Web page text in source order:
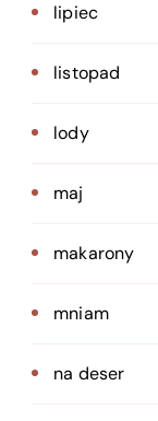
lipiec
listopad
lody
maj
makarony
mniam
na deser